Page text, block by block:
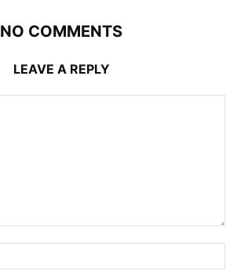
NO COMMENTS
LEAVE A REPLY